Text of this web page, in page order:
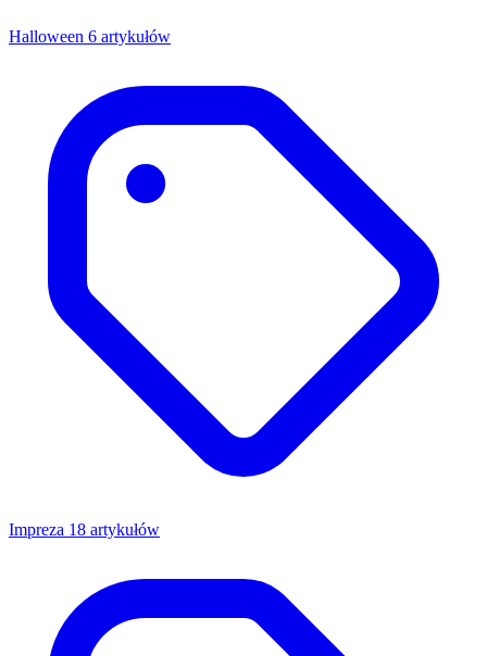
Halloween 6 artykułów
Impreza 18 artykułów